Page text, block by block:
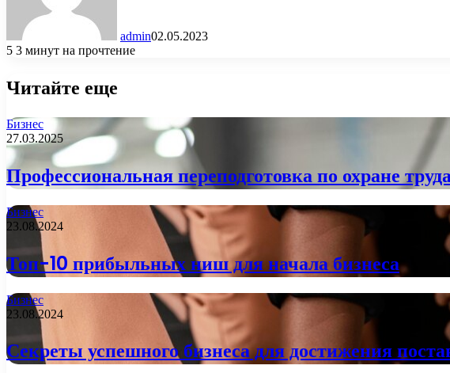
admin02.05.2023
5 3 минут на прочтение
Читайте еще
Бизнес
27.03.2025
Профессиональная переподготовка по охране
Бизнес
23.08.2024
Топ-10 прибыльных ниш для начала бизнеса
Бизнес
23.08.2024
Секреты успешного бизнеса для достижения